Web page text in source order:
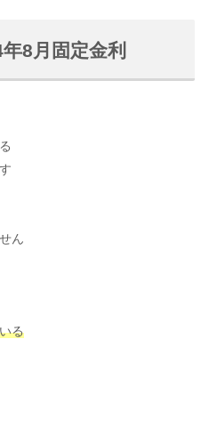
8月固定金利
ん
る